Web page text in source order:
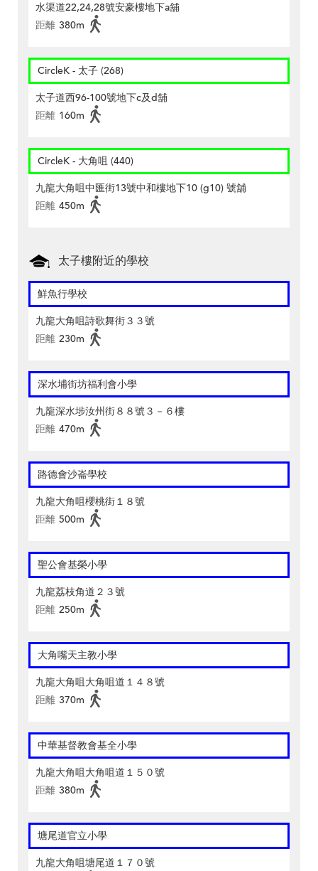
水渠道22,24,28號安豪樓地下a舖
距離 380m
CircleK - 太子 (268)
太子道西96-100號地下c及d舖
距離 160m
CircleK - 大角咀 (440)
九龍大角咀中匯街13號中和樓地下10 (g10) 號舖
距離 450m
太子樓附近的學校
鮮魚行學校
九龍大角咀詩歌舞街３３號
距離 230m
深水埔街坊福利會小學
九龍深水埗汝州街８８號３－６樓
距離 470m
路德會沙崙學校
九龍大角咀櫻桃街１８號
距離 500m
聖公會基榮小學
九龍荔枝角道２３號
距離 250m
大角嘴天主教小學
九龍大角咀大角咀道１４８號
距離 370m
中華基督教會基全小學
九龍大角咀大角咀道１５０號
距離 380m
塘尾道官立小學
九龍大角咀塘尾道１７０號